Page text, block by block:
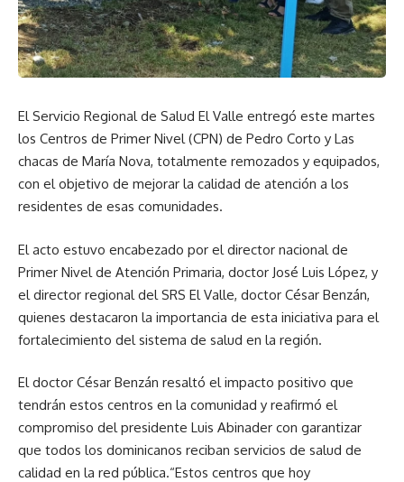
El Servicio Regional de Salud El Valle entregó este martes
los Centros de Primer Nivel (CPN) de Pedro Corto y Las
chacas de María Nova, totalmente remozados y equipados,
con el objetivo de mejorar la calidad de atención a los
residentes de esas comunidades.
El acto estuvo encabezado por el director nacional de
Primer Nivel de Atención Primaria, doctor José Luis López, y
el director regional del SRS El Valle, doctor César Benzán,
quienes destacaron la importancia de esta iniciativa para el
fortalecimiento del sistema de salud en la región.
El doctor César Benzán resaltó el impacto positivo que
tendrán estos centros en la comunidad y reafirmó el
compromiso del presidente Luis Abinader con garantizar
que todos los dominicanos reciban servicios de salud de
calidad en la red pública.“Estos centros que hoy